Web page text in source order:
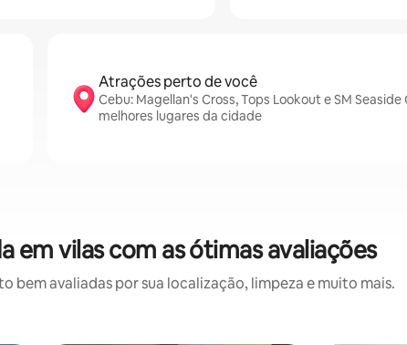
Atrações perto de você
Cebu: Magellan's Cross, Tops Lookout e SM
melhores lugares da cidade
em vilas com as ótimas avaliações
bem avaliadas por sua localização, limpeza e muito mais.